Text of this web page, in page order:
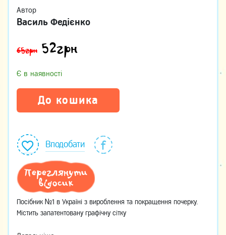
Автор
Василь Федієнко
65грн 52грн
Є в наявності
До кошика
Вподобати
Переглянути
відосик
Посібник №1 в Україні з вироблення та покращення почерку.
Містить запатентовану графічну сітку